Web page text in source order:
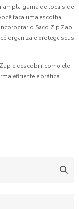
ampla gama de locais de
faça uma escolha
o Saco Zip Zap
organiza e protege seus
e descobrir como ele
eficiente e prática.